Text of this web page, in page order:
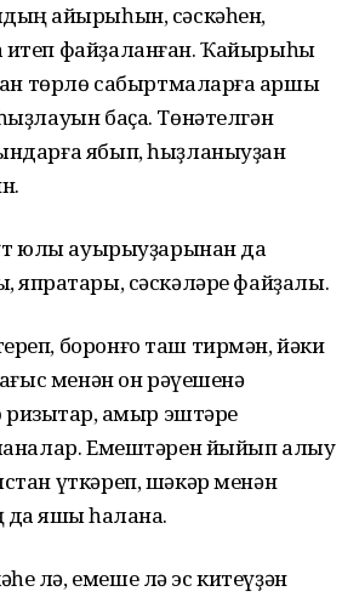
ҡайырыһын, сәскәһен,
итеп файҙаланған. Ҡайырыһы
төрлө сабыртмаларға ҡаршы
баҫа. Төнәтелгән
ябып, һыҙланыуҙан
юлы ауырыуҙарынан да
сәскәләре файҙалы.
боронғо таш тирмән, йәки
менән он рәүешенә
ҡамыр эштәре
Емештәрен йыйып алыу
үткәреп, шәкәр менән
яҡшы һаҡлана.
лә, емеше лә эс китеүҙән